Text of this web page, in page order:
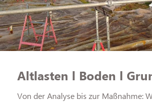
Altlasten l Boden l
Von der Analyse bis zur Maßnahme: